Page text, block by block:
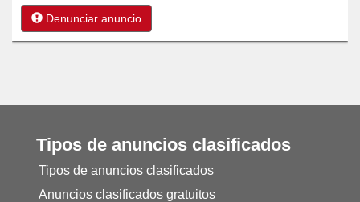
Denunciar anuncio
Tipos de anuncios clasificados
Tipos de anuncios clasificados
Anuncios clasificados gratuitos